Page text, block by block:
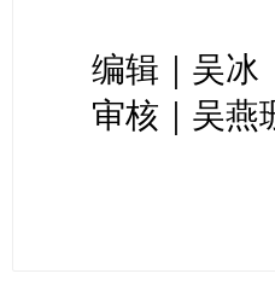
编辑｜吴冰
审核｜吴燕